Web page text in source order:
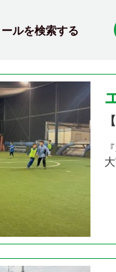
ルを検索する